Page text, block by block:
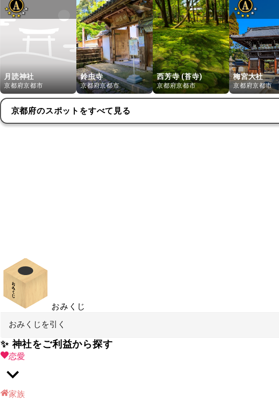
月読神社
京都府京都市
鈴虫寺
京都府京都市
西芳寺 (苔寺)
京都府京都市
梅宮大社
京都府京都市
京都府のスポットをすべて見る
おみくじ
おみくじを引く
✨ 神社をご利益から探す
恋愛
家族